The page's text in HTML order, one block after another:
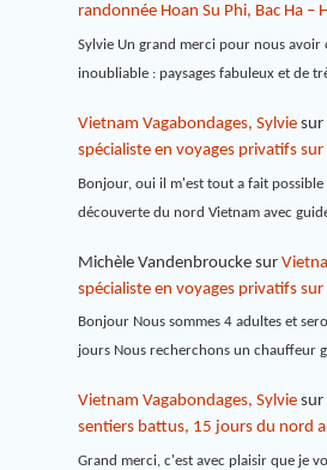
randonnée Hoan Su Phi, Bac Ha –
Sylvie Un grand merci pour nous avoir
inoubliable : paysages fabuleux et de
Vietnam Vagabondages, Sylviesur
spécialiste en voyages privatifs sur
Bonjour, oui il m'est tout a fait
découverte du nord Vietnam avec
Michèle Vandenbrouckesur
spécialiste en voyages privatifs sur
Bonjour Nous sommes 4 adultes et
jours Nous recherchons un chauffeur
Vietnam Vagabondages, Sylviesur
sentiers battus, 15 jours du nord
Grand merci, c'est avec plaisir que je